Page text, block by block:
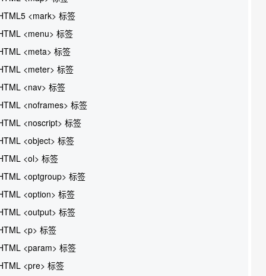
<mark> 标签
<menu> 标签
<meta> 标签
<meter> 标签
<nav> 标签
<noframes> 标签
<noscript> 标签
<object> 标签
<ol> 标签
<optgroup> 标签
<option> 标签
<output> 标签
<p> 标签
<param> 标签
<pre> 标签